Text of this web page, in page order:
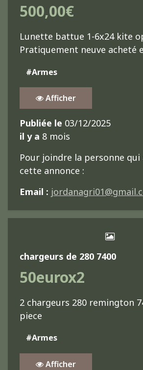
500,00€
Lunette battue 1-6x24 kite
Pratiquement neuve acheté
#Armes
Afficher
Publiée le 03/12/2025
il y a 8 mois
Pour joindre la personne qui
cette annonce :
Email :
chargeurs de 280 7400
50eurox2
2 chargeurs 280 remington
piece
#Armes
Afficher